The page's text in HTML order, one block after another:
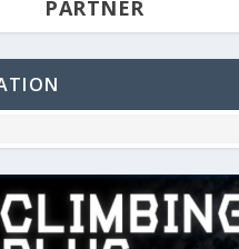
PARTNER